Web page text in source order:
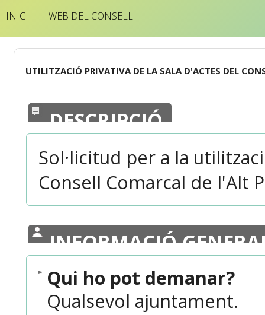
INICI WEB DEL CONSELL
UTILITZACIÓ PRIVATIVA DE LA SALA D'ACTES DEL
DESCRIPCIÓ
Sol·licitud per a la
Consell Comarcal de l'Alt
INFORMACIÓ
Qui ho pot demanar?
Qualsevol ajuntament.